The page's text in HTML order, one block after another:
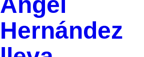
Hernández